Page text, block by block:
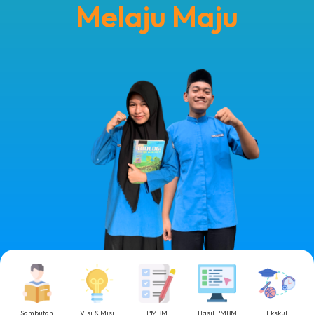
Melaju Maju
Sambutan Visi & Misi PMBM Hasil PMBM Ekskul